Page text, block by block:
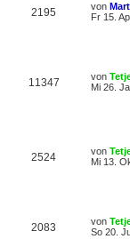
2195 von
Fr 15.
11347 von
Mi 26.
2524 von
Mi 13.
2083 von
So 20.